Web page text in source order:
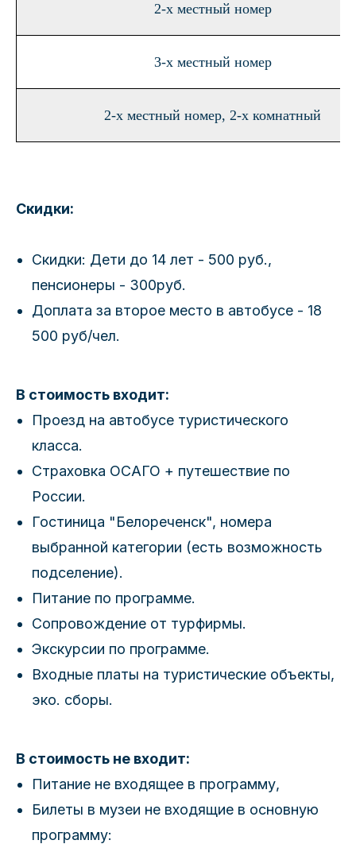
2-х местный номер
3-х местный номер
2-х местный номер, 2-х комнатный
Скидки:
Скидки: Дети до 14 лет - 500 руб.,
пенсионеры - 300руб.
Доплата за второе место в автобусе - 18
500 руб/чел.
В стоимость входит:
Проезд на автобусе туристического
класса.
Страховка ОСАГО + путешествие по
России.
Гостиница "Белореченск", номера
выбранной категории (есть возможность
подселение).
Питание по программе.
Сопровождение от турфирмы.
Экскурсии по программе.
Входные платы на туристические объекты,
эко. сборы.
В стоимость не входит:
Питание не входящее в программу,
Билеты в музеи не входящие в основную
программу: